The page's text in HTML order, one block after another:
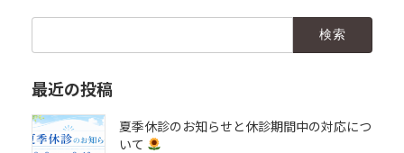
最近の投稿
夏季休診のお知らせと休診期間中の対応につ
いて